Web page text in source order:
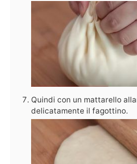
Quindi con un mattarello
delicatamente il fagottino.